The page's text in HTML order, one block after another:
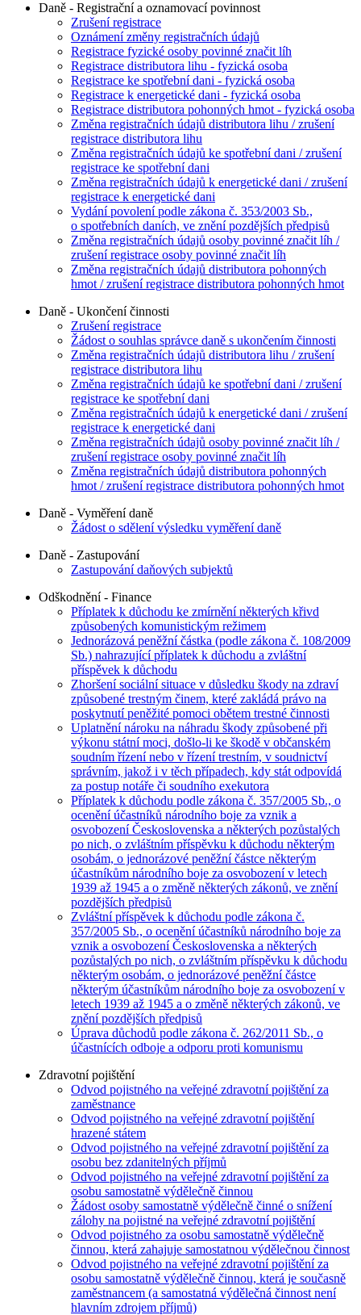
Daně - Registrační a oznamovací povinnost
Zrušení registrace
Oznámení změny registračních údajů
Registrace fyzické osoby povinné značit líh
Registrace distributora lihu - fyzická osoba
Registrace ke spotřební dani - fyzická osoba
Registrace k energetické dani - fyzická osoba
Registrace distributora pohonných hmot - fyzická osoba
Změna registračních údajů distributora lihu / zrušení
registrace distributora lihu
Změna registračních údajů ke spotřební dani / zrušení
registrace ke spotřební dani
Změna registračních údajů k energetické dani / zrušení
registrace k energetické dani
Vydání povolení podle zákona č. 353/2003 Sb.,
o spotřebních daních, ve znění pozdějších předpisů
Změna registračních údajů osoby povinné značit líh /
zrušení registrace osoby povinné značit líh
Změna registračních údajů distributora pohonných
hmot / zrušení registrace distributora pohonných hmot
Daně - Ukončení činnosti
Zrušení registrace
Žádost o souhlas správce daně s ukončením činnosti
Změna registračních údajů distributora lihu / zrušení
registrace distributora lihu
Změna registračních údajů ke spotřební dani / zrušení
registrace ke spotřební dani
Změna registračních údajů k energetické dani / zrušení
registrace k energetické dani
Změna registračních údajů osoby povinné značit líh /
zrušení registrace osoby povinné značit líh
Změna registračních údajů distributora pohonných
hmot / zrušení registrace distributora pohonných hmot
Daně - Vyměření daně
Žádost o sdělení výsledku vyměření daně
Daně - Zastupování
Zastupování daňových subjektů
Odškodnění - Finance
Příplatek k důchodu ke zmírnění některých křivd
způsobených komunistickým režimem
Jednorázová peněžní částka (podle zákona č. 108/2009
Sb.) nahrazující příplatek k důchodu a zvláštní
příspěvek k důchodu
Zhoršení sociální situace v důsledku škody na zdraví
způsobené trestným činem, které zakládá právo na
poskytnutí peněžité pomoci obětem trestné činnosti
Uplatnění nároku na náhradu škody způsobené při
výkonu státní moci, došlo-li ke škodě v občanském
soudním řízení nebo v řízení trestním, v soudnictví
správním, jakož i v těch případech, kdy stát odpovídá
za postup notáře či soudního exekutora
Příplatek k důchodu podle zákona č. 357/2005 Sb., o
ocenění účastníků národního boje za vznik a
osvobození Československa a některých pozůstalých
po nich, o zvláštním příspěvku k důchodu některým
osobám, o jednorázové peněžní částce některým
účastníkům národního boje za osvobození v letech
1939 až 1945 a o změně některých zákonů, ve znění
pozdějších předpisů
Zvláštní příspěvek k důchodu podle zákona č.
357/2005 Sb., o ocenění účastníků národního boje za
vznik a osvobození Československa a některých
pozůstalých po nich, o zvláštním příspěvku k důchodu
některým osobám, o jednorázové peněžní částce
některým účastníkům národního boje za osvobození v
letech 1939 až 1945 a o změně některých zákonů, ve
znění pozdějších předpisů
Úprava důchodů podle zákona č. 262/2011 Sb., o
účastnících odboje a odporu proti komunismu
Zdravotní pojištění
Odvod pojistného na veřejné zdravotní pojištění za
zaměstnance
Odvod pojistného na veřejné zdravotní pojištění
hrazené státem
Odvod pojistného na veřejné zdravotní pojištění za
osobu bez zdanitelných příjmů
Odvod pojistného na veřejné zdravotní pojištění za
osobu samostatně výdělečně činnou
Žádost osoby samostatně výdělečně činné o snížení
zálohy na pojistné na veřejné zdravotní pojištění
Odvod pojistného za osobu samostatně výdělečně
činnou, která zahajuje samostatnou výdělečnou činnost
Odvod pojistného na veřejné zdravotní pojištění za
osobu samostatně výdělečně činnou, která je současně
zaměstnancem (a samostatná výdělečná činnost není
hlavním zdrojem příjmů)